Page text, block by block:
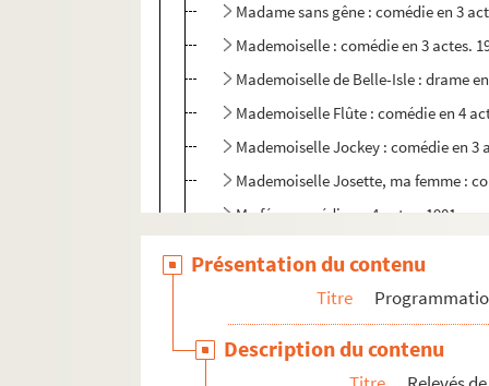
Madame sans gêne : comédie en 3
Mademoiselle : comédie en 3 actes.
Mademoiselle de Belle-Isle : drame
Mademoiselle Flûte : comédie en 4
Mademoiselle Jockey : comédie en 3
Mademoiselle Josette, ma femme :
Ma fée : comédie en 4 actes. 1901
La maison d'argile : pièce en 3 actes.
Présentation du contenu
Titre
Description du contenu